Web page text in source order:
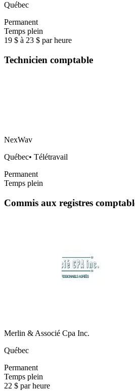
Québec
Permanent
Temps plein
19 $ à 23 $ par heure
Technicien comptable
NexWav
Québec• Télétravail
Permanent
Temps plein
Commis aux registres
Merlin & Associé Cpa Inc.
Québec
Permanent
Temps plein
22 $ par heure